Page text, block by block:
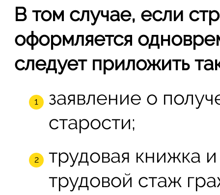
В том случае, если
оформляется
следует приложить
заявление о
старости;
трудовая книжка
трудовой стаж